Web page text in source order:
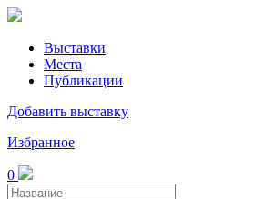
Выставки
Места
Публикации
Добавить выставку
Избранное
0